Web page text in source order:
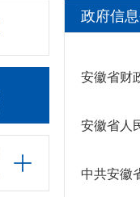
政府信
安徽省财
安徽省人
中共安徽